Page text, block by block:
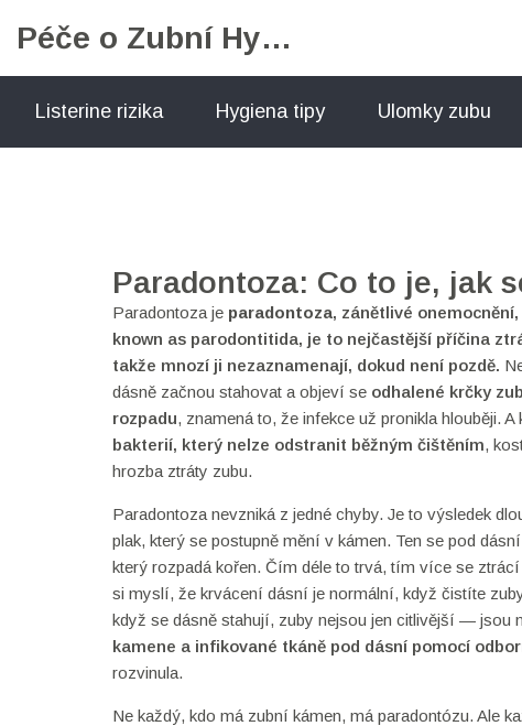
Péče o Zubní Hygienu
Listerine rizika Hygiena tipy Ulomky zubu
Paradontoza: Co to je, jak
Paradontoza je paradontoza, zánětlivé
known as parodontitida, je to nejčastější příčina
takže mnozí ji nezaznamenají, dokud není pozdě.
dásně začnou stahovat a objeví se odhalené krčky
rozpadu, znamená to, že infekce už pronikla hlouběji.
bakterií, který nelze odstranit běžným čištěním,
hrozba ztráty zubu.
Paradontoza nevzniká z jedné chyby. Je to výsledek
plak, který se postupně mění v kámen. Ten se pod
který rozpadá kořen. Čím déle to trvá, tím více se
si myslí, že krvácení dásní je normální, když čistíte
když se dásně stahují, zuby nejsou jen citlivější — jsou
kamene a infikované tkáně pod dásní pomocí
rozvinula.
Ne každý, kdo má zubní kámen, má paradontózu. Ale